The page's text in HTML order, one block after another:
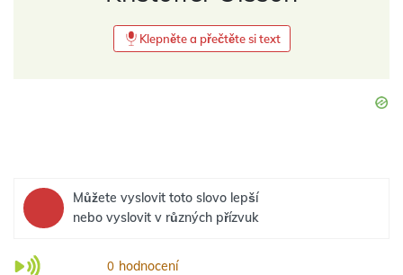
Klepněte a přečtěte si text
Můžete vyslovit toto slovo lepší
nebo vyslovit v různých přízvuk
0 hodnocení